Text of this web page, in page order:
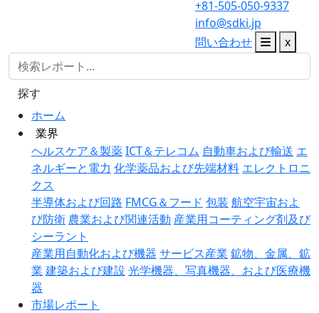
+81-505-050-9337
info@sdki.jp
問い合わせ
x
ホーム
業界
ヘルスケア＆製薬ICT＆テレコム 自動車および輸送 エ
ネルギーと電力 化学薬品および先端材料 エレクトロニ
クス
半導体および回路 FMCG＆フード 包装 航空宇宙およ
び防衛 農業および関連活動 産業用コーティング剤及び
シーラント
産業用自動化および機器 サービス産業 鉱物、金属、鉱
業 建築および建設 光学機器、写真機器、および医療機
器
市場レポート
探す